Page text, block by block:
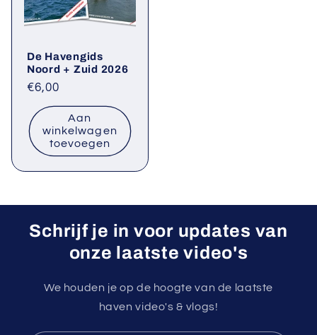
De Havengids
Noord + Zuid 2026
Normale
prijs
€6,00
Aan
winkelwagen
toevoegen
Schrijf je in voor updates van
onze laatste video's
We houden je op de hoogte van de laatste
haven video's & vlogs!